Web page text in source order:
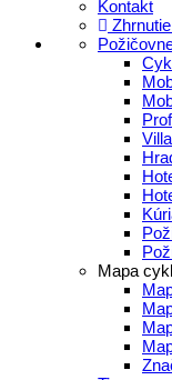
Kontakt
Mapa